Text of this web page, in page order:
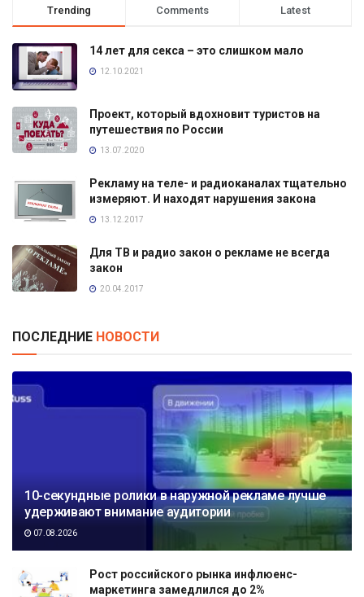
Trending Comments Latest
14 лет для секса – это слишком мало
12.10.2021
Проект, который вдохновит туристов на
путешествия по России
13.07.2020
Рекламу на теле- и радиоканалах тщательно
измеряют. И находят нарушения закона
13.12.2017
Для ТВ и радио закон о рекламе не всегда
закон
20.04.2017
ПОСЛЕДНИЕ НОВОСТИ
10-секундные ролики в наружной рекламе лучше
удерживают внимание аудитории
07.08.2026
Рост российского рынка инфлюенс-
маркетинга замедлился до 2%